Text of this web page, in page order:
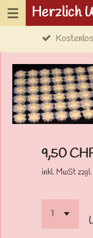
Zum
9,50
inkl. MwSt zzgl.